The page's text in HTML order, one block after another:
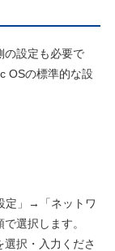
の設定も必要で
OSの標準的な設
定」→「ネットワ
選択します。
選択・入力くださ